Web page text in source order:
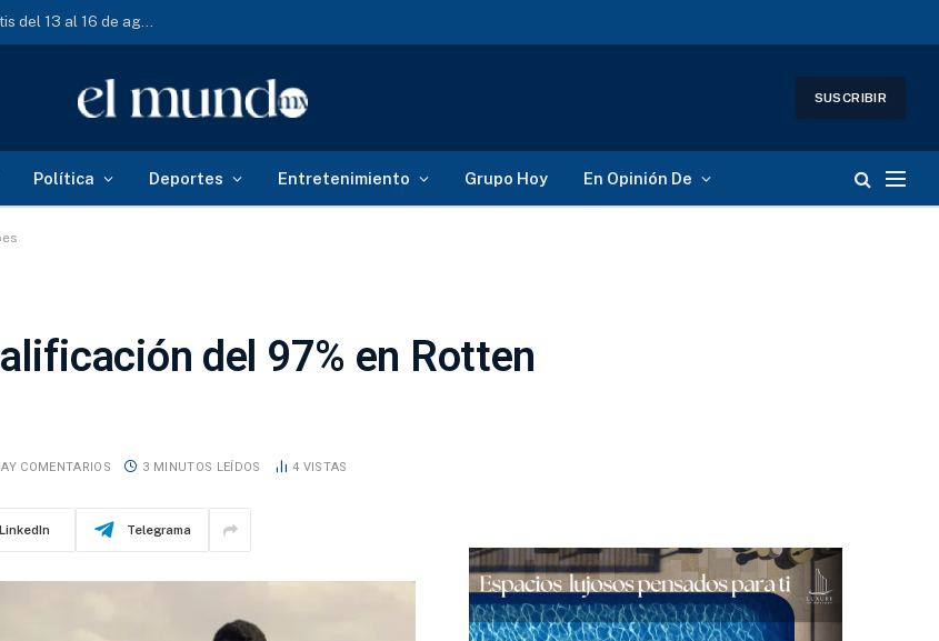
Festival de las Juventudes CDMX 2026: conciertos gratis del 13 al 16 de agosto
SUSCRIBIR
Política Deportes Entretenimiento Grupo Hoy En Opinión De
del 97% en Rotten
COMENTARIOS 3 MINUTOS LEÍDOS 4 VISTAS
LinkedIn Telegrama